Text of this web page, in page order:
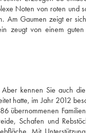
Noten von roten und
Am Gaumen zeigt er
zeugt von einem
kennen Sie auch
hatte, im Jahr 2012
übernommenen
Schafen und